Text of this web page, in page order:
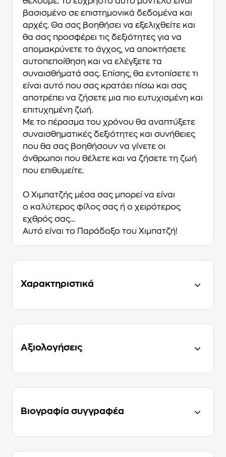
βασισμένο σε επιστημονικά δεδομένα και
αρχές. Θα σας βοηθήσει να εξελιχθείτε και
θα σας προσφέρει τις δεξιότητες για να
απομακρύνετε το άγχος, να αποκτήσετε
αυτοπεποίθηση και να ελέγξετε τα
συναισθήματά σας. Επίσης, θα εντοπίσετε τι
είναι αυτό που σας κρατάει πίσω και σας
αποτρέπει να ζήσετε μια πιο ευτυχισμένη και
επιτυχημένη ζωή.
Με το πέρασμα του χρόνου θα αναπτύξετε
συναισθηματικές δεξιότητες και συνήθειες
που θα σας βοηθήσουν να γίνετε οι
άνθρωποι που θέλετε και να ζήσετε τη ζωή
που επιθυμείτε.
Ο Χιμπατζής μέσα σας μπορεί να είναι
ο καλύτερος φίλος σας ή ο χειρότερος
εχθρός σας…
Αυτό είναι το Παράδοξο του Χιμπατζή!
Χαρακτηριστικά
Αξιολογήσεις
Βιογραφία συγγραφέα